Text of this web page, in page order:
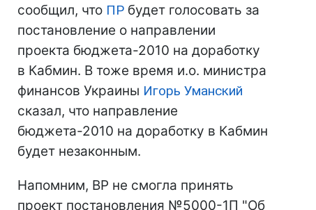
сообщил, что ПР будет голосовать за
постановление о направлении
проекта бюджета-2010 на доработку
в Кабмин. В тоже время и.о. министра
финансов Украины Игорь Уманский
сказал, что направление
бюджета-2010 на доработку в Кабмин
будет незаконным.
Напомним, ВР не смогла принять
проект постановления №5000-1П "Об